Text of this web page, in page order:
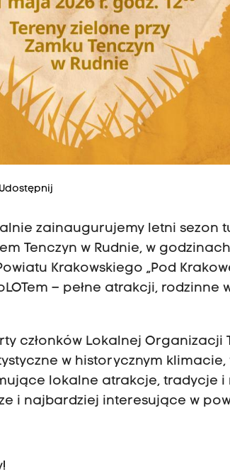
Udostępnij
zainaugurujemy letni sezon
Tenczyn w Rudnie, w godzinach
Krakowskiego „Pod
– pełne atrakcji, rodzinne
członków Lokalnej Organizacji
w historycznym
lokalne atrakcje, tradycje i
i najbardziej interesujące w